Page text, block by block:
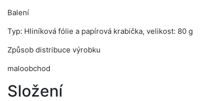
Balení
Typ: Hliníková fólie a papírová krabička, velikost: 80 g
Způsob distribuce výrobku
maloobchod
Složení